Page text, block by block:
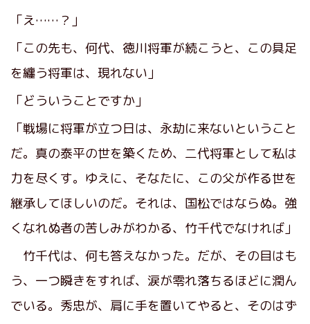
「え……？」
「この先も、何代、徳川将軍が続こうと、この具足
を纏う将軍は、現れない」
「どういうことですか」
「戦場に将軍が立つ日は、永劫に来ないということ
だ。真の泰平の世を築くため、二代将軍として私は
力を尽くす。ゆえに、そなたに、この父が作る世を
継承してほしいのだ。それは、国松ではならぬ。強
くなれぬ者の苦しみがわかる、竹千代でなければ」
竹千代は、何も答えなかった。だが、その目はも
う、一つ瞬きをすれば、涙が零れ落ちるほどに潤ん
でいる。秀忠が、肩に手を置いてやると、そのはず